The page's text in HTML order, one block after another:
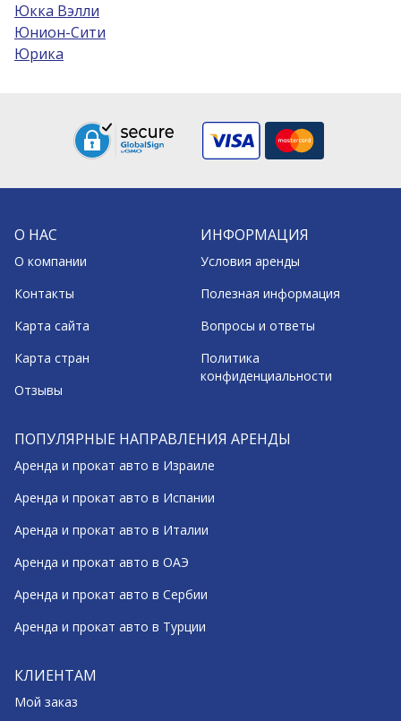
Юкка Вэлли
Юнион-Сити
Юрика
О НАС
О компании
Контакты
Карта сайта
Карта стран
Отзывы
ИНФОРМАЦИЯ
Условия аренды
Полезная информация
Вопросы и ответы
Политика
конфиденциальности
ПОПУЛЯРНЫЕ НАПРАВЛЕНИЯ АРЕНДЫ
Аренда и прокат авто в Израиле
Аренда и прокат авто в Испании
Аренда и прокат авто в Италии
Аренда и прокат авто в ОАЭ
Аренда и прокат авто в Сербии
Аренда и прокат авто в Турции
КЛИЕНТАМ
Мой заказ